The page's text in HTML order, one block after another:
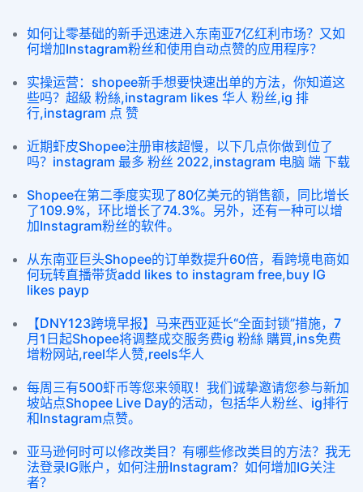
如何让零基础的新手迅速进入东南亚7亿红利市场？又如
何增加Instagram粉丝和使用自动点赞的应用程序？
实操运营：shopee新手想要快速出单的方法，你知道这
些吗？超級 粉絲,instagram likes 华人 粉丝,ig 排
行,instagram 点 赞
近期虾皮Shopee注册审核超慢，以下几点你做到位了
吗？instagram 最多 粉丝 2022,instagram 电脑 端 下载
Shopee在第二季度实现了80亿美元的销售额，同比增长
了109.9%，环比增长了74.3%。另外，还有一种可以增
加Instagram粉丝的软件。
从东南亚巨头Shopee的订单数提升60倍，看跨境电商如
何玩转直播带货add likes to instagram free,buy IG
likes payp
【DNY123跨境早报】马来西亚延长“全面封锁”措施，7
月1日起Shopee将调整成交服务费ig 粉絲 購買,ins免费
增粉网站,reel华人赞,reels华人
每周三有500虾币等您来领取！我们诚挚邀请您参与新加
坡站点Shopee Live Day的活动，包括华人粉丝、ig排行
和Instagram点赞。
亚马逊何时可以修改类目？有哪些修改类目的方法？我无
法登录IG账户，如何注册Instagram？如何增加IG关注
者？